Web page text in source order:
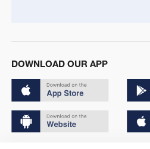
DOWNLOAD OUR APP